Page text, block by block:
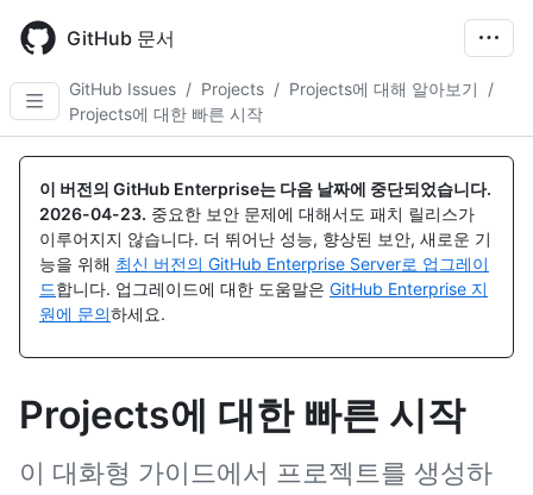
main
content
GitHub 문서
GitHub Issues / Projects / Projects에 대해 알아보기
/
Projects에 대한 빠른 시작
이 버전의 GitHub Enterprise는 다음 날짜에 중단되었습니다.
2026-04-23. 중요한 보안 문제에 대해서도 패치 릴리스가
이루어지지 않습니다. 더 뛰어난 성능, 향상된 보안, 새로운 기
능을 위해 최신 버전의 GitHub Enterprise Server로 업그레이
드합니다. 업그레이드에 대한 도움말은 GitHub Enterprise 지
원에 문의하세요.
Projects에 대한 빠른 시작
이 대화형 가이드에서 프로젝트를 생성하